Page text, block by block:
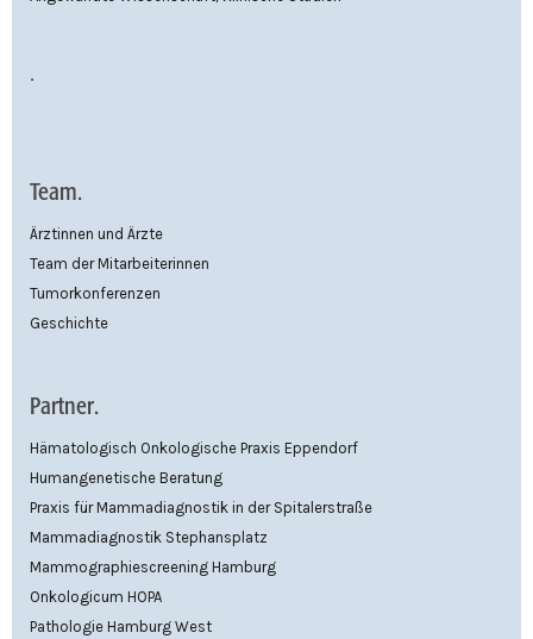
.
Team.
Ärztinnen und Ärzte
Team der Mitarbeiterinnen
Tumorkonferenzen
Geschichte
Partner.
Hämatologisch Onkologische Praxis Eppendorf
Humangenetische Beratung
Praxis für Mammadiagnostik in der Spitalerstraße
Mammadiagnostik Stephansplatz
Mammographiescreening Hamburg
Onkologicum HOPA
Pathologie Hamburg West